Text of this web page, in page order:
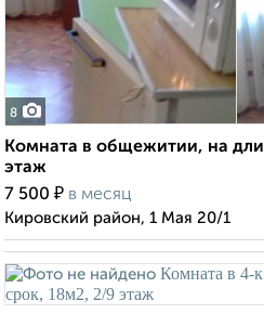
8
Комната в общежитии, на
этаж
7 500 ₽ в месяц
Кировский район, 1 Мая 20/1